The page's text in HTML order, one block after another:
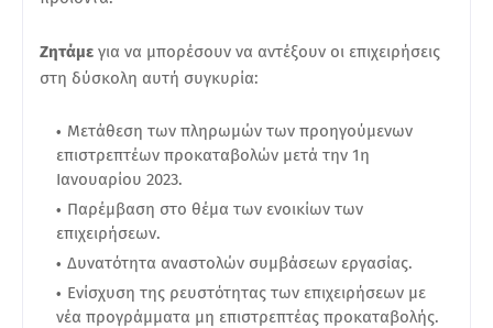
Ζητάμε για να μπορέσουν να αντέξουν οι επιχειρήσεις
στη δύσκολη αυτή συγκυρία:
Μετάθεση των πληρωμών των προηγούμενων
επιστρεπτέων προκαταβολών μετά την 1η
Ιανουαρίου 2023.
Παρέμβαση στο θέμα των ενοικίων των
επιχειρήσεων.
Δυνατότητα αναστολών συμβάσεων εργασίας.
Ενίσχυση της ρευστότητας των επιχειρήσεων με
νέα προγράμματα μη επιστρεπτέας προκαταβολής.